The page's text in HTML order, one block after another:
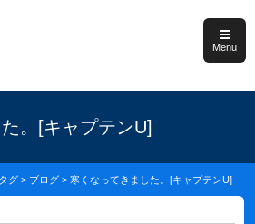
Menu
。[キャプテンU]
グ> ブログ> 寒くなってきました。[キャプテンU]